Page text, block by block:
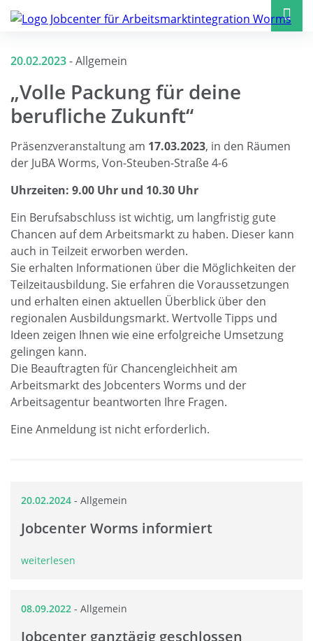
20.02.2023-Allgemein
„Volle Packung für deine
berufliche Zukunft“
Präsenzveranstaltung am 17.03.2023, in den Räumen
der JuBA Worms, Von-Steuben-Straße 4-6
Uhrzeiten: 9.00 Uhr und 10.30 Uhr
Ein Berufsabschluss ist wichtig, um langfristig gute
Chancen auf dem Arbeitsmarkt zu haben. Dieser kann
auch in Teilzeit erworben werden.
Sie erhalten Informationen über die Möglichkeiten der
Teilzeitausbildung. Sie erfahren die Voraussetzungen
und erhalten einen aktuellen Überblick über den
regionalen Ausbildungsmarkt. Wertvolle Tipps und
Ideen zeigen Ihnen wie eine erfolgreiche Umsetzung
gelingen kann.
Die Beauftragten für Chancengleichheit am
Arbeitsmarkt des Jobcenters Worms und der
Arbeitsagentur beantworten Ihre Fragen.
Eine Anmeldung ist nicht erforderlich.
20.02.2024 - Allgemein
Jobcenter Worms informiert
weiterlesen
08.09.2022 - Allgemein
Jobcenter ganztägig geschlossen